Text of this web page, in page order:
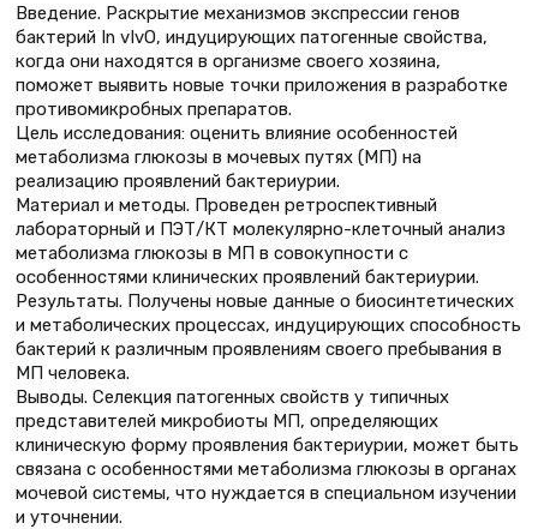
Введение. Раскрытие механизмов экспрессии генов
бактерий In vIvO, индуцирующих патогенные свойства,
когда они находятся в организме своего хозяина,
поможет выявить новые точки приложения в разработке
противомикробных препаратов.
Цель исследования: оценить влияние особенностей
метаболизма глюкозы в мочевых путях (МП) на
реализацию проявлений бактериурии.
Материал и методы. Проведен ретроспективный
лабораторный и ПЭТ/КТ молекулярно-клеточный анализ
метаболизма глюкозы в МП в совокупности с
особенностями клинических проявлений бактериурии.
Результаты. Получены новые данные о биосинтетических
и метаболических процессах, индуцирующих способность
бактерий к различным проявлениям своего пребывания в
МП человека.
Выводы. Селекция патогенных свойств у типичных
представителей микробиоты МП, определяющих
клиническую форму проявления бактериурии, может быть
связана с особенностями метаболизма глюкозы в органах
мочевой системы, что нуждается в специальном изучении
и уточнении.